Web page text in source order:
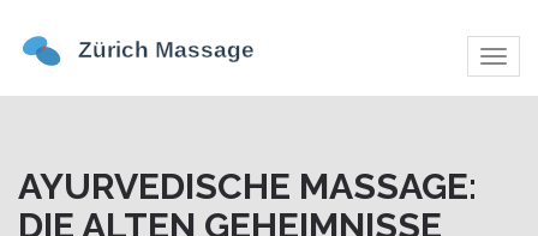
AYURVEDISCHE MASSAGE:
DIE ALTEN GEHEIMNISSE